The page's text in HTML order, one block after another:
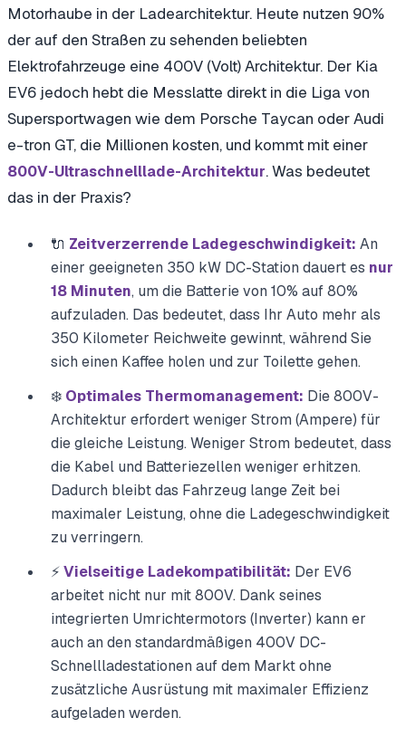
Motorhaube in der Ladearchitektur. Heute nutzen 90%
der auf den Straßen zu sehenden beliebten
Elektrofahrzeuge eine 400V (Volt) Architektur. Der Kia
EV6 jedoch hebt die Messlatte direkt in die Liga von
Supersportwagen wie dem Porsche Taycan oder Audi
e-tron GT, die Millionen kosten, und kommt mit einer
800V-Ultraschnelllade-Architektur. Was bedeutet
das in der Praxis?
🔌 Zeitverzerrende Ladegeschwindigkeit: An
einer geeigneten 350 kW DC-Station dauert es nur
18 Minuten, um die Batterie von 10% auf 80%
aufzuladen. Das bedeutet, dass Ihr Auto mehr als
350 Kilometer Reichweite gewinnt, während Sie
sich einen Kaffee holen und zur Toilette gehen.
❄️ Optimales Thermomanagement: Die 800V-
Architektur erfordert weniger Strom (Ampere) für
die gleiche Leistung. Weniger Strom bedeutet, dass
die Kabel und Batteriezellen weniger erhitzen.
Dadurch bleibt das Fahrzeug lange Zeit bei
maximaler Leistung, ohne die Ladegeschwindigkeit
zu verringern.
⚡Vielseitige Ladekompatibilität: Der EV6
arbeitet nicht nur mit 800V. Dank seines
integrierten Umrichtermotors (Inverter) kann er
auch an den standardmäßigen 400V DC-
Schnellladestationen auf dem Markt ohne
zusätzliche Ausrüstung mit maximaler Effizienz
aufgeladen werden.